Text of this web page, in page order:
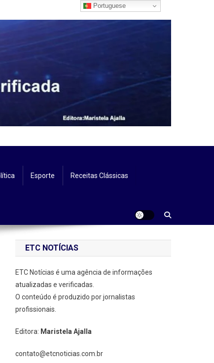
Esporte Receitas Clássicas
ETC NOTÍCIAS
ETC Notícias é uma agência de informações
atualizadas e verificadas.
O conteúdo é produzido por jornalistas
profissionais.
Editora: Maristela Ajalla
contato@etcnoticias.com.br
Portuguese